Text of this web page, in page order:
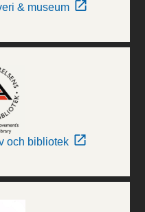
& museum
och bibliotek